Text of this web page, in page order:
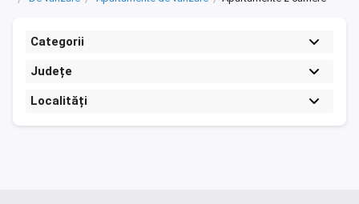
Categorii
Județe
Localități